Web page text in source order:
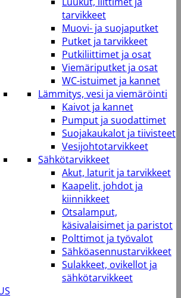
tarvikkeet
Muovi- ja suojaputket
Putket ja tarvikkeet
Putkiliittimet ja osat
Viemäriputket ja osat
WC-istuimet ja kannet
Lämmitys, vesi ja viemäröinti
Kaivot ja kannet
Pumput ja suodattimet
Suojakaukalot ja tiivisteet
Vesijohtotarvikkeet
Sähkötarvikkeet
Akut, laturit ja tarvikkeet
Kaapelit, johdot ja
kiinnikkeet
Otsalamput,
käsivalaisimet ja paristot
Polttimot ja työvalot
Sähköasennustarvikkeet
Sulakkeet, ovikellot ja
sähkötarvikkeet